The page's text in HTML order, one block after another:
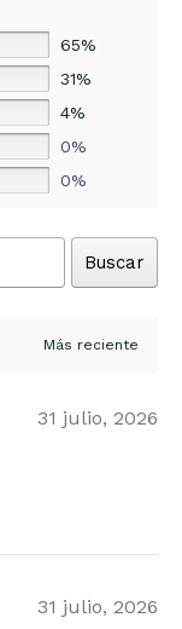
65%
31%
4%
0%
0%
Buscar
31 julio, 2026
31 julio, 2026